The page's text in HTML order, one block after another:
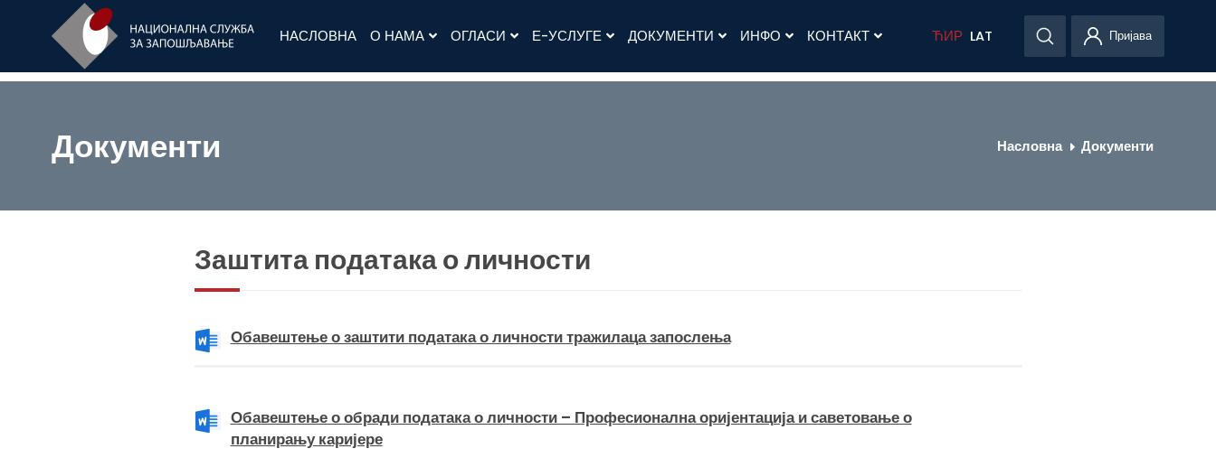
НАСЛОВНА О НАМА ОГЛАСИ Е-УСЛУГЕ ДОКУМЕНТИ ИНФО КОНТАКТ ЋИР LAT Пријава
Документи Насловна Документи
Заштита података о личности
Обавештење о заштити података о личности тражилаца запослења
Обавештење о обради података о личности – Професионална оријентација и саветовање о
планирању каријере